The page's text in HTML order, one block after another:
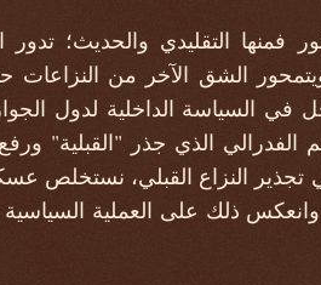
فمنها التقليدي والحديث؛ تدور
الشق الآخر من النزاعات
في السياسة الداخلية لدول
الفدرالي الذي جذر "القبلية"
تجذير النزاع القبلي، نستخلص
ذلك على العملية